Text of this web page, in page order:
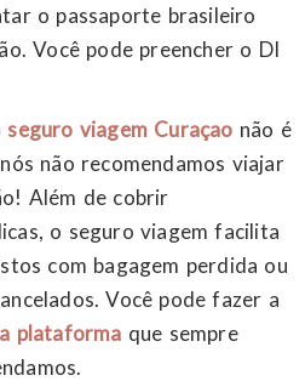
o passaporte brasileiro
Você pode preencher o DI
seguro viagem Curaçao não é
não recomendamos viajar
Além de cobrir
o seguro viagem facilita
com bagagem perdida ou
Você pode fazer a
plataforma que sempre